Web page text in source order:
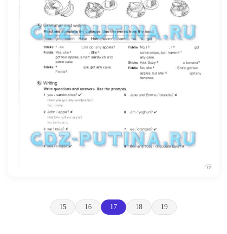
15 16 17 18 19